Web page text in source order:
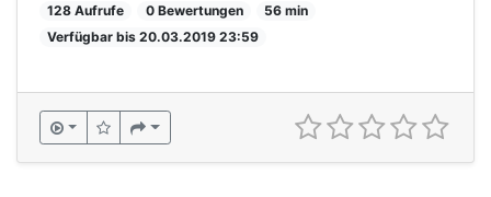
128 Aufrufe 0 Bewertungen
56 min
Verfügbar bis 20.03.2019 23:59